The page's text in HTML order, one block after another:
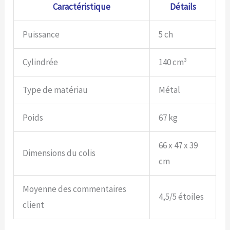
Caractéristique Détails
Puissance 5 ch
Cylindrée 140 cm³
Type de matériau Métal
Poids 67 kg
Dimensions du colis
66 x 47 x 39
cm
Moyenne des commentaires
client
4,5/5 étoiles